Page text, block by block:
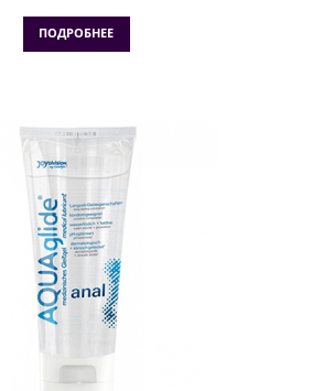
ПОДРОБНЕЕ